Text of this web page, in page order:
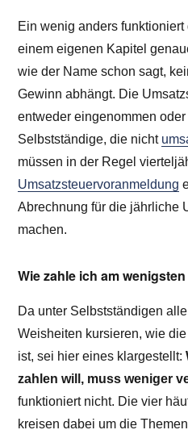
Ein wenig anders funktioniert
einem eigenen Kapitel
wie der Name schon sagt,
Gewinn abhängt. Die
entweder eingenommen
Selbstständige, die nicht
müssen in der Regel
Umsatzsteuervoranmeldung
Abrechnung für die jährliche
machen.
Wie zahle ich am
Da unter Selbstständigen
Weisheiten kursieren, wie
ist, sei hier eines klargestellt:
zahlen will, muss weniger
funktioniert nicht. Die vier
kreisen dabei um die